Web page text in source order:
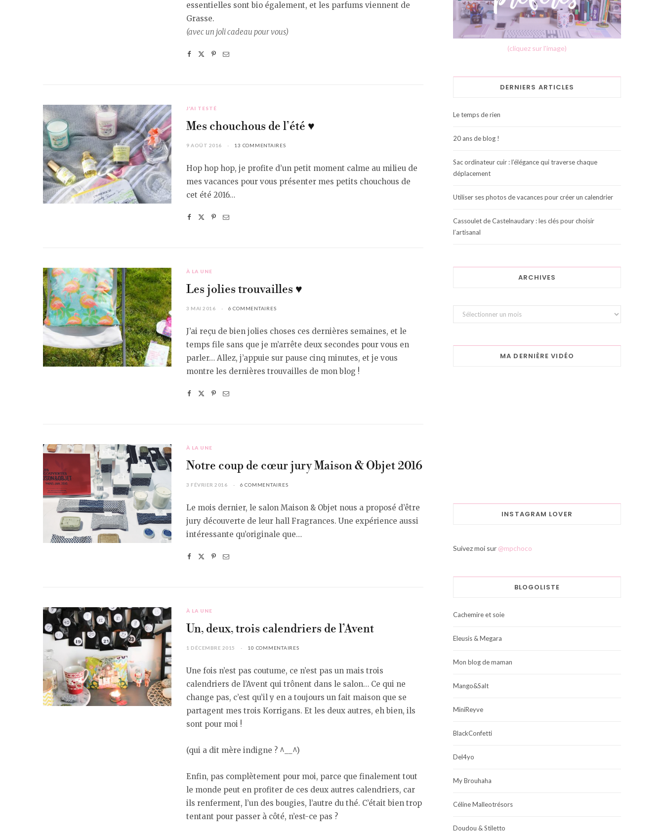
essentielles sont bio également, et les parfums viennent de
Grasse.
(avec un joli cadeau pour vous)
J'AI TESTÉ
Mes chouchous de l’été ♥
9 AOÛT 2016 13 COMMENTAIRES
Hop hop hop, je profite d’un petit moment calme au milieu de
mes vacances pour vous présenter mes petits chouchous de
cet été 2016…
À LA UNE
Les jolies trouvailles ♥︎
3 MAI 2016 6 COMMENTAIRES
J’ai reçu de bien jolies choses ces dernières semaines, et le
temps file sans que je m’arrête deux secondes pour vous en
parler… Allez, j’appuie sur pause cinq minutes, et je vous
montre les dernières trouvailles de mon blog !
À LA UNE
Notre coup de cœur jury Maison & Objet 2016
3 FÉVRIER 2016 6 COMMENTAIRES
Le mois dernier, le salon Maison & Objet nous a proposé d’être
jury découverte de leur hall Fragrances. Une expérience aussi
intéressante qu’originale que…
À LA UNE
Un, deux, trois calendriers de l’Avent
1 DÉCEMBRE 2015 10 COMMENTAIRES
Une fois n’est pas coutume, ce n’est pas un mais trois
calendriers de l’Avent qui trônent dans le salon… Ce qui ne
change pas, c’est qu’il y en a toujours un fait maison que se
partagent mes trois Korrigans. Et les deux autres, eh bien, ils
sont pour moi !
(qui a dit mère indigne ? ^__^)
Enfin, pas complètement pour moi, parce que finalement tout
le monde peut en profiter de ces deux autres calendriers, car
ils renferment, l’un des bougies, l’autre du thé. C’était bien trop
tentant pour passer à côté, n’est-ce pas ?
(cliquez sur l'image)
DERNIERS ARTICLES
Le temps de rien
20 ans de blog !
Sac ordinateur cuir : l’élégance qui traverse chaque
déplacement
Utiliser ses photos de vacances pour créer un calendrier
Cassoulet de Castelnaudary : les clés pour choisir
l’artisanal
ARCHIVES
Archives
MA DERNIÈRE VIDÉO
INSTAGRAM LOVER
Suivez moi sur @mpchoco
BLOGOLISTE
Cachemire et soie
Eleusis & Megara
Mon blog de maman
Mango&Salt
MiniReyve
BlackConfetti
Del4yo
My Brouhaha
Céline Malleotrésors
Doudou & Stiletto